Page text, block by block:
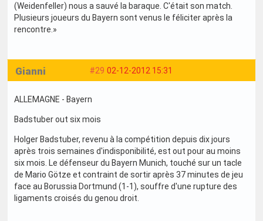
(Weidenfeller) nous a sauvé la baraque. C'était son match.
Plusieurs joueurs du Bayern sont venus le féliciter après la
rencontre.»
#29 02-12-2012 15:31
Gianni
ALLEMAGNE - Bayern
Badstuber out six mois
Holger Badstuber, revenu à la compétition depuis dix jours
après trois semaines d'indisponibilité, est out pour au moins
six mois. Le défenseur du Bayern Munich, touché sur un tacle
de Mario Götze et contraint de sortir après 37 minutes de jeu
face au Borussia Dortmund (1-1), souffre d'une rupture des
ligaments croisés du genou droit.